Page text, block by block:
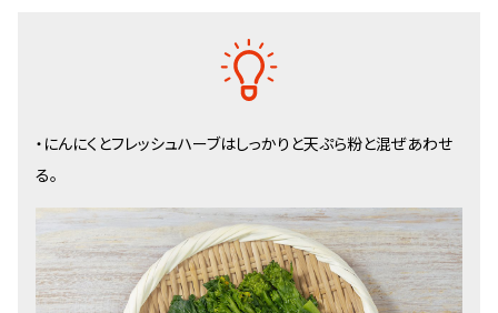
・にんにくとフレッシュハーブはしっかりと天ぷら粉と混ぜあわせ
る。